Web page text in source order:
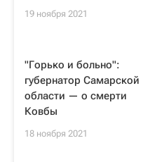
19 ноября 2021
"Горько и больно":
губернатор Самарской
области — о смерти
Ковбы
18 ноября 2021